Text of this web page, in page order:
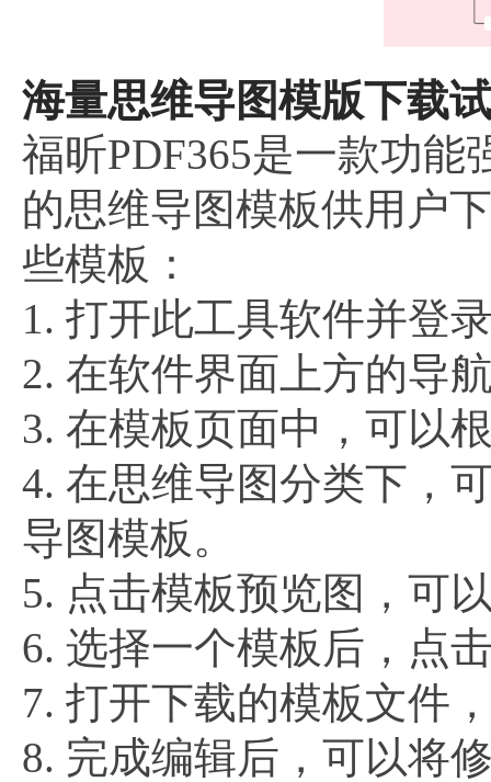
海量思维导图模版下载
福昕PDF365是一款功能
的思维导图模板供用户
些模板：
1. 打开此工具软件并登
2. 在软件界面上方的导
3. 在模板页面中，可以
4. 在思维导图分类下，
导图模板。
5. 点击模板预览图，可
6. 选择一个模板后，点
7. 打开下载的模板文件
8. 完成编辑后，可以将